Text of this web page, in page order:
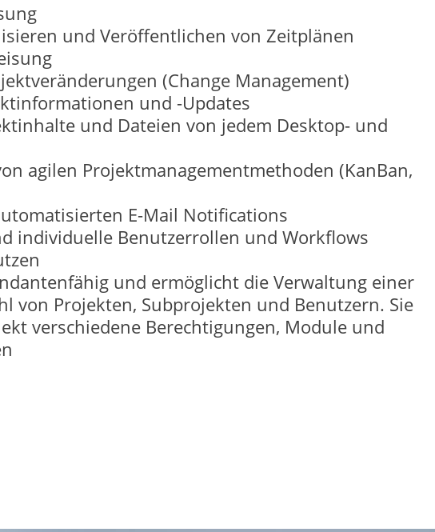
und Veröffentlichen von Zeitplänen
(Change Management)
und -Updates
und Dateien von jedem Desktop- und
agilen Projektmanagementmethoden (KanBan,
E-Mail Notifications
individuelle Benutzerrollen und Workflows
und ermöglicht die Verwaltung einer
von Projekten, Subprojekten und Benutzern. Sie
verschiedene Berechtigungen, Module und